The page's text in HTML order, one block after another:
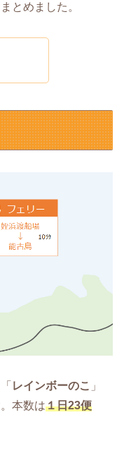
とめました。
レインボーのこ 」
本数は１日23便